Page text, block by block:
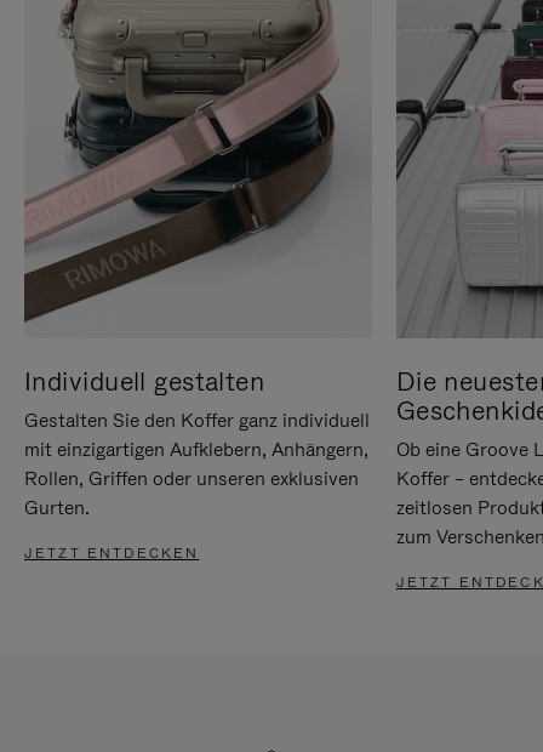
Individuell gestalten
Gestalten Sie den Koffer ganz individuell
mit einzigartigen Aufklebern, Anhängern,
Rollen, Griffen oder unseren exklusiven
Gurten.
JETZT ENTDECKEN
Die
Ob eine Groove
Koffer –
zeitlosen
zum
JETZT